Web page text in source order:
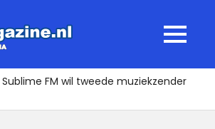
MENU
Sublime FM wil tweede muziekzender